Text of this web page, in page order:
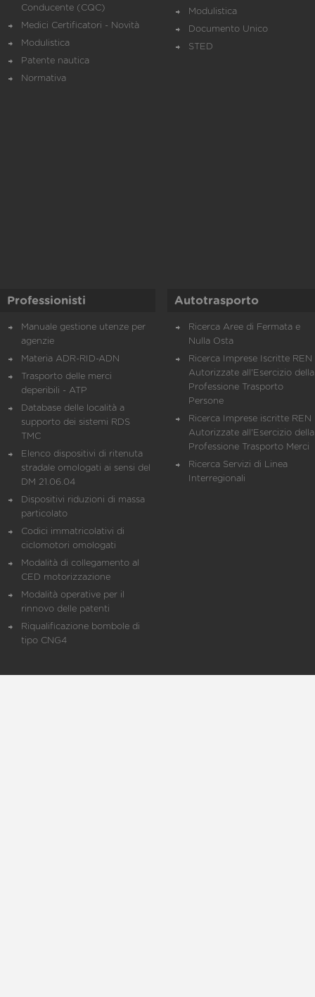
Conducente (CQC)
Medici Certificatori - Novità
Modulistica
Patente nautica
Normativa
Modulistica
Documento Unico
STED
Professionisti
Manuale gestione utenze per
agenzie
Materia ADR-RID-ADN
Trasporto delle merci
deperibili - ATP
Database delle località a
supporto dei sistemi RDS
TMC
Elenco dispositivi di ritenuta
stradale omologati ai sensi del
DM 21.06.04
Dispositivi riduzioni di massa
particolato
Codici immatricolativi di
ciclomotori omologati
Modalità di collegamento al
CED motorizzazione
Modalità operative per il
rinnovo delle patenti
Riqualificazione bombole di
tipo CNG4
Autotrasporto
Ricerca Aree di Fermata e
Nulla Osta
Ricerca Imprese Iscritte REN
Autorizzate all'Esercizio della
Professione Trasporto
Persone
Ricerca Imprese iscritte REN
Autorizzate all'Esercizio della
Professione Trasporto Merci
Ricerca Servizi di Linea
Interregionali